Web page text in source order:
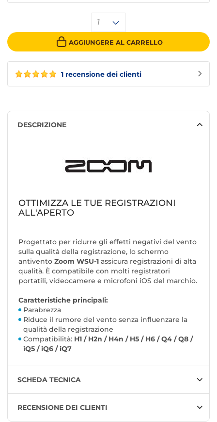
1 recensione dei clienti
1
AGGIUNGERE AL CARRELLO
DESCRIZIONE
OTTIMIZZA LE TUE REGISTRAZIONI
ALL'APERTO
Progettato per ridurre gli effetti negativi del vento
sulla qualità della registrazione, lo schermo
antivento Zoom WSU-1 assicura registrazioni di alta
qualità. È compatibile con molti registratori
portatili, videocamere e microfoni iOS del marchio.
Caratteristiche principali:
Parabrezza
Riduce il rumore del vento senza influenzare la
qualità della registrazione
Compatibilità: H1 / H2n / H4n / H5 / H6 / Q4 / Q8 /
iQ5 / iQ6 / iQ7
SCHEDA TECNICA
RECENSIONE DEI CLIENTI